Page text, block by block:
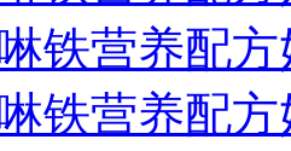
铁营养配
铁营养配